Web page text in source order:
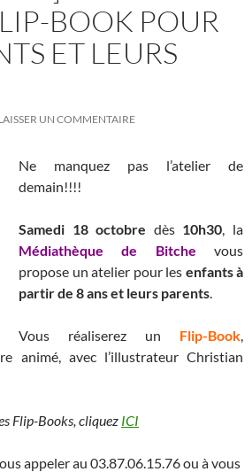
BOOK POUR
ET LEURS
UN COMMENTAIRE
Ne manquez pas l’atelier de
demain!!!!
Samedi 18 octobre dès10h30 , la
Médiathèque de Bitche
vous
propose un atelier pour les enfants à
partir de 8 ans et leurs parents
Vous réaliserez un Flip-Book
animé, avec l’illustrateur Christian
Flip-Books, cliquez ICI
appeler au 03.87.06.15.76 ou à vous